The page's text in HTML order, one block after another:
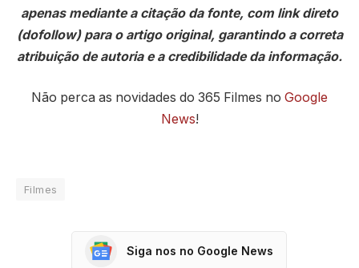
apenas mediante a citação da fonte, com link direto
(dofollow) para o artigo original, garantindo a correta
atribuição de autoria e a credibilidade da informação.
Não perca as novidades do 365 Filmes no Google
News!
Filmes
Siga nos no Google News